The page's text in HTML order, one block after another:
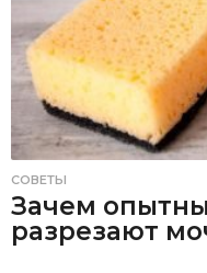
СОВЕТЫ
Зачем
разрезают